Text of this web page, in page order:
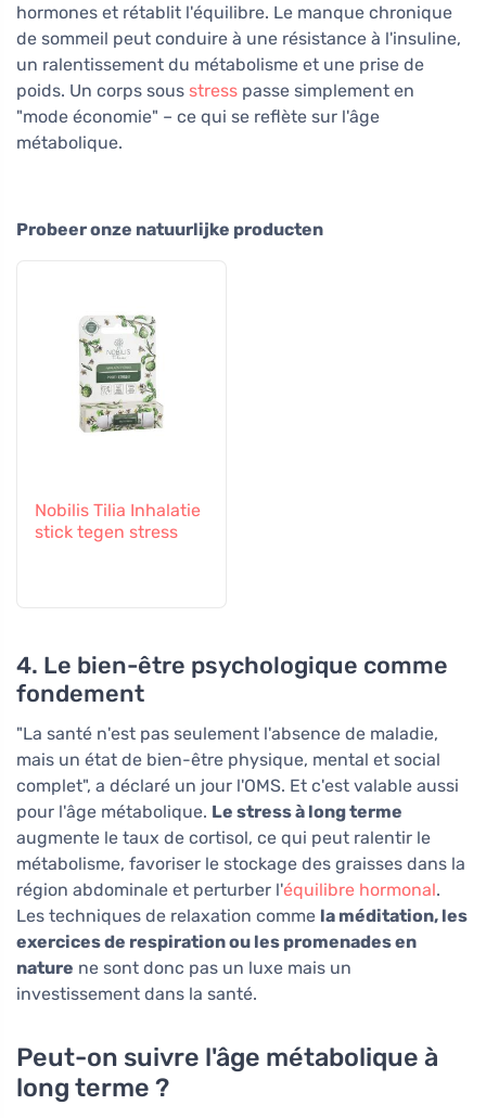
hormones et rétablit l'équilibre. Le manque chronique
de sommeil peut conduire à une résistance à l'insuline,
un ralentissement du métabolisme et une prise de
poids. Un corps sous stress passe simplement en
"mode économie" – ce qui se reflète sur l'âge
métabolique.
Probeer onze natuurlijke producten
Nobilis Tilia Inhalatie
stick tegen stress
4. Le bien-être psychologique comme
fondement
"La santé n'est pas seulement l'absence de maladie,
mais un état de bien-être physique, mental et social
complet", a déclaré un jour l'OMS. Et c'est valable aussi
pour l'âge métabolique. Le stress à long terme
augmente le taux de cortisol, ce qui peut ralentir le
métabolisme, favoriser le stockage des graisses dans la
région abdominale et perturber l'équilibre hormonal.
Les techniques de relaxation comme la méditation, les
exercices de respiration ou les promenades en
nature ne sont donc pas un luxe mais un
investissement dans la santé.
Peut-on suivre l'âge métabolique à
long terme ?